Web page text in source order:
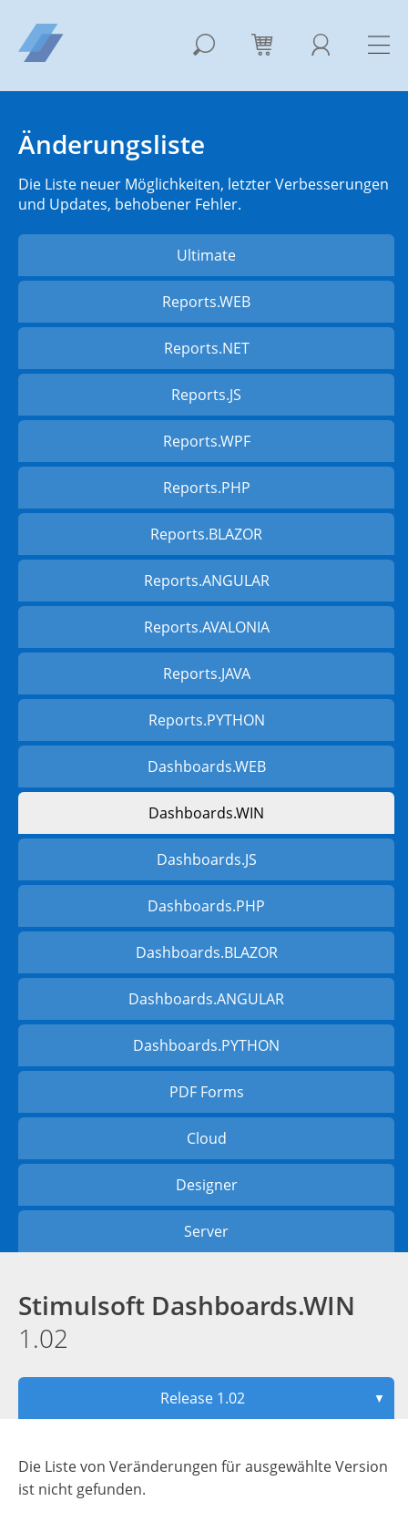
Änderungsliste
Die Liste neuer Möglichkeiten, letzter Verbesserungen
und Updates, behobener Fehler.
Ultimate
Reports.WEB
Reports.NET
Reports.JS
Reports.WPF
Reports.PHP
Reports.BLAZOR
Reports.ANGULAR
Reports.AVALONIA
Reports.JAVA
Reports.PYTHON
Dashboards.WEB
Dashboards.WIN
Dashboards.JS
Dashboards.PHP
Dashboards.BLAZOR
Dashboards.ANGULAR
Dashboards.PYTHON
PDF Forms
Cloud
Designer
Server
Stimulsoft Dashboards.WIN
1.02
Release 1.02 ▼
Die Liste von Veränderungen für ausgewählte Version
ist nicht gefunden.